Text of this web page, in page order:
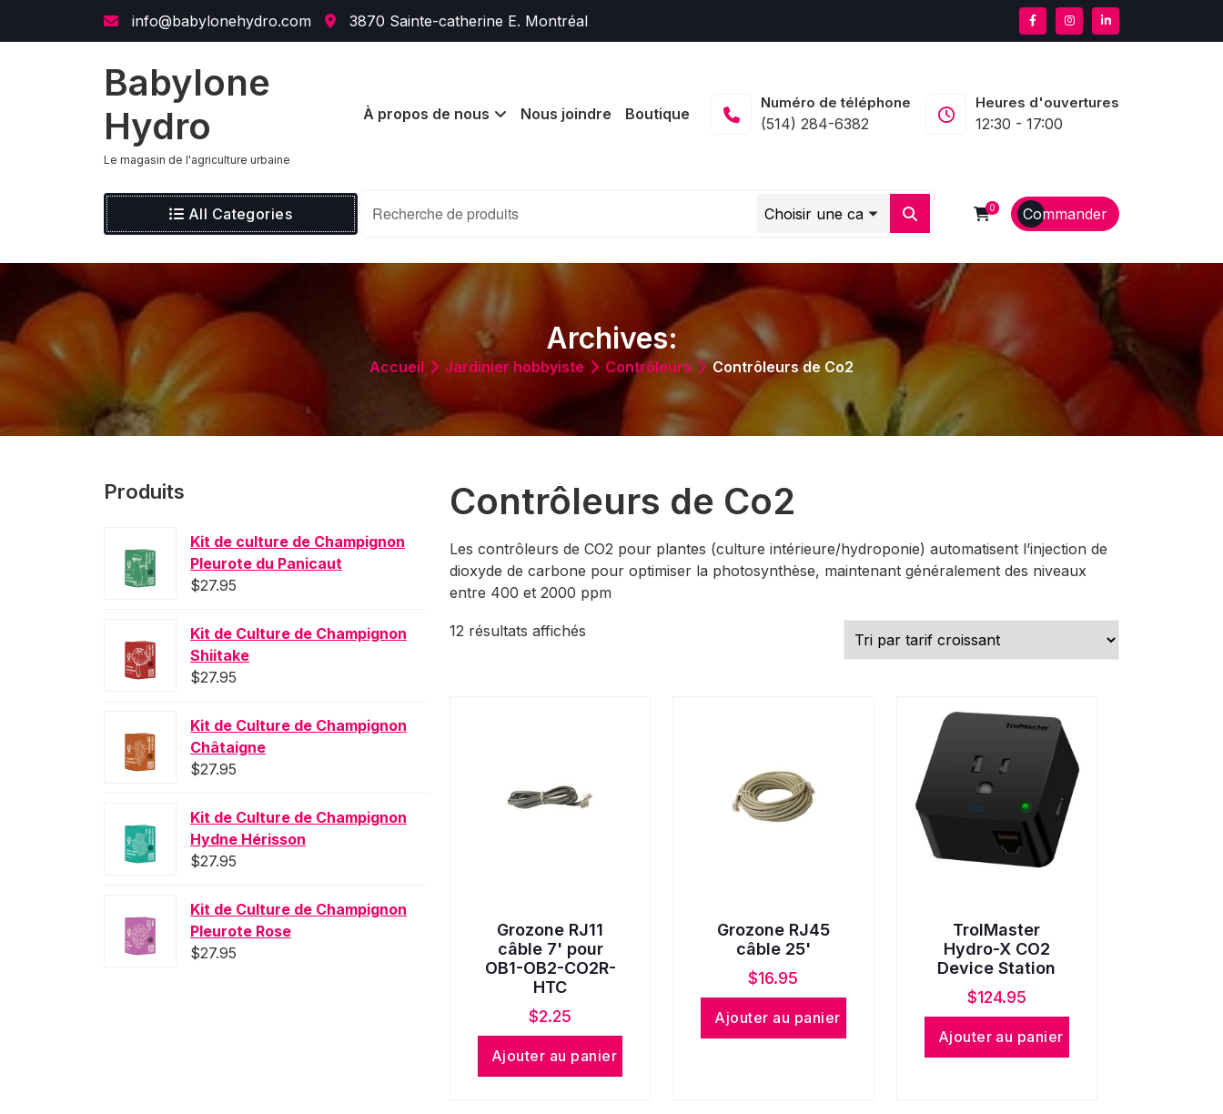
info@babylonehydro.com 3870 Sainte-catherine E. Montréal
Babylone
Hydro
Le magasin de l'agriculture urbaine
À propos de nous Nous joindre Boutique
Numéro de téléphone
(514) 284-6382
Heures d'ouvertures
12:30 - 17:00
All Categories 0 Commander
Archives:
Accueil Jardinier hobbyiste Contrôleurs Contrôleurs de Co2
Produits
Kit de culture de Champignon
Pleurote du Panicaut
$27.95
Kit de Culture de Champignon
Shiitake
$27.95
Kit de Culture de Champignon
Châtaigne
$27.95
Kit de Culture de Champignon
Hydne Hérisson
$27.95
Kit de Culture de Champignon
Pleurote Rose
$27.95
Contrôleurs de Co2
Les contrôleurs de CO2 pour plantes (culture intérieure/hydroponie) automatisent l’injection de
dioxyde de carbone pour optimiser la photosynthèse, maintenant généralement des niveaux
entre 400 et 2000 ppm
12 résultats affichés
Grozone RJ11
câble 7' pour
OB1-OB2-CO2R-
HTC
$2.25
Ajouter au panier
Grozone RJ45
câble 25'
$16.95
Ajouter au panier
TrolMaster
Hydro-X CO2
Device Station
$124.95
Ajouter au panier